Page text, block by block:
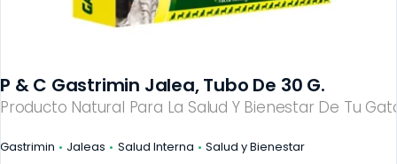
Producto Natural Para La Salud Y Bienestar De Tu
P & C Gastrimin Jalea, Tubo De 30 G.
Gastrimin Jaleas Salud Interna Salud y Bienestar